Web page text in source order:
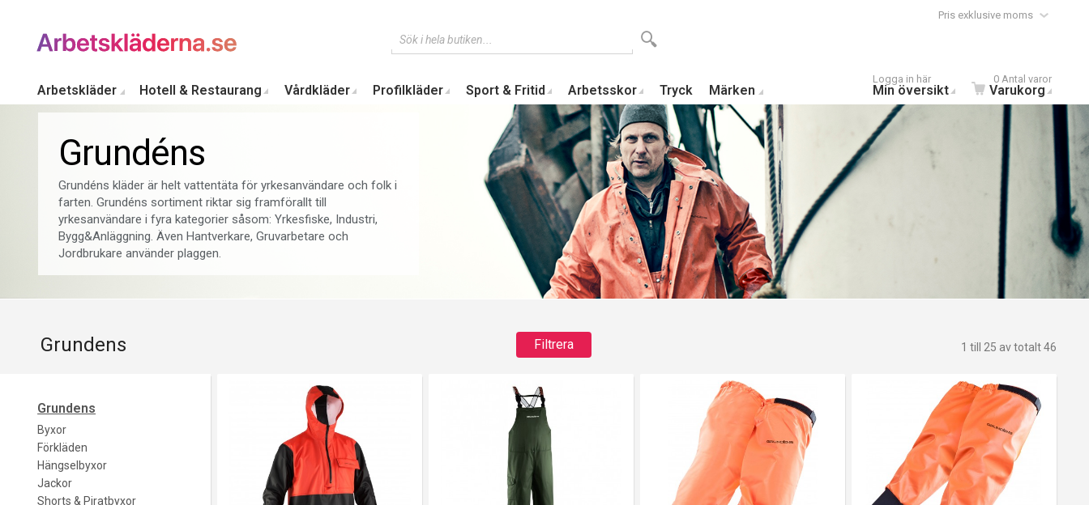
Pris exklusive moms
Sök i hela butiken...
Logga in här
Min översikt
0 Antal varor
Varukorg
Arbetskläder Hotell & Restaurang Vårdkläder Profilkläder Sport & Fritid Arbetsskor Tryck Märken
Grundéns
Grundéns kläder är helt vattentäta för yrkesanvändare och folk i
farten. Grundéns sortiment riktar sig framförallt till
yrkesanvändare i fyra kategorier såsom: Yrkesfiske, Industri,
Bygg&Anläggning. Även Hantverkare, Gruvarbetare och
Jordbrukare använder plaggen.
Grundens kläder
Grundens Filtrera 1 till 25 av totalt 46
Grundens
Byxor
Förkläden
Hängselbyxor
Jackor
Shorts & Piratbyxor